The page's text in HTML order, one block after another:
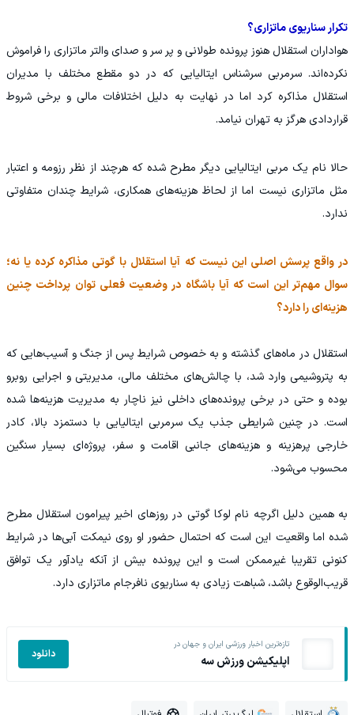
تکرار سناریوی ماتزاری؟
هواداران استقلال هنوز پرونده طولانی و پر سر و صدای والتر ماتزاری را فراموش
نکرده‌اند. سرمربی سرشناس ایتالیایی که در دو مقطع مختلف با مدیران
استقلال مذاکره کرد اما در نهایت به دلیل اختلافات مالی و برخی شروط
قراردادی هرگز به تهران نیامد.
حالا نام یک مربی ایتالیایی دیگر مطرح شده که هرچند از نظر رزومه و اعتبار
مثل ماتزاری نیست اما از لحاظ هزینه‌های همکاری، شرایط چندان متفاوتی
ندارد.
در واقع پرسش اصلی این نیست که آیا استقلال با گوتی مذاکره کرده یا نه؛
سوال مهم‌تر این است که آیا باشگاه در وضعیت فعلی توان پرداخت چنین
هزینه‌ای را دارد؟
استقلال در ماه‌های گذشته و به خصوص شرایط پس از جنگ و آسیب‌هایی که
به پتروشیمی وارد شد، با چالش‌های مختلف مالی، مدیریتی و اجرایی روبرو
بوده و حتی در برخی پرونده‌های داخلی نیز ناچار به مدیریت هزینه‌ها شده
است. در چنین شرایطی جذب یک سرمربی ایتالیایی با دستمزد بالا، کادر
خارجی پرهزینه و هزینه‌های جانبی اقامت و سفر، پروژه‌ای بسیار سنگین
محسوب می‌شود.
به همین دلیل اگرچه نام لوکا گوتی در روزهای اخیر پیرامون استقلال مطرح
شده اما واقعیت این است که احتمال حضور او روی نیمکت آبی‌ها در شرایط
کنونی تقریبا غیرممکن است و این پرونده بیش از آنکه یادآور یک توافق
قریب‌الوقوع باشد، شباهت زیادی به سناریوی نافرجام ماتزاری دارد.
تازه‌ترین اخبار ورزشی ایران و جهان در
اپلیکیشن ورزش سه دانلود